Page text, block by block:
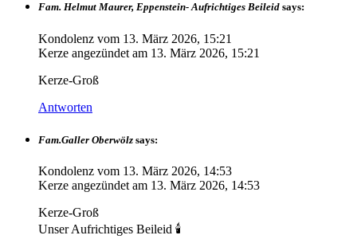
Fam. Helmut Maurer, Eppenstein- Aufrichtiges Beileid says:
Kondolenz vom 13. März 2026, 15:21
Kerze angezündet am 13. März 2026, 15:21
Kerze-Groß
Antworten
Fam.Galler Oberwölz says:
Kondolenz vom 13. März 2026, 14:53
Kerze angezündet am 13. März 2026, 14:53
Kerze-Groß
Unser Aufrichtiges Beileid 🕯